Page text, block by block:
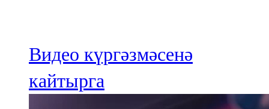
100,3 FM
Зәй
106,6 FM
Видео күргәзмәсенә
кайтырга